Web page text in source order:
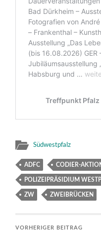
Südwestpfalz
ADFC CODIER-
POLIZEIPRÄSIDIUM
ZW ZWEIBRÜCKEN
VORHERIGER BEITRAG